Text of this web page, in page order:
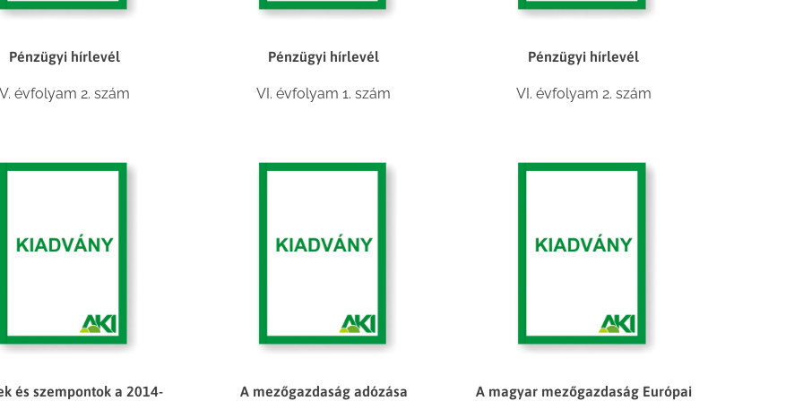
Pénzügyi hírlevél
évfolyam 2. szám
Pénzügyi hírlevél
VI. évfolyam 1. szám
Pénzügyi hírlevél
VI. évfolyam 2. szám
és szempontok a 2014- A mezőgazdaság adózása A magyar mezőgazdaság Európai